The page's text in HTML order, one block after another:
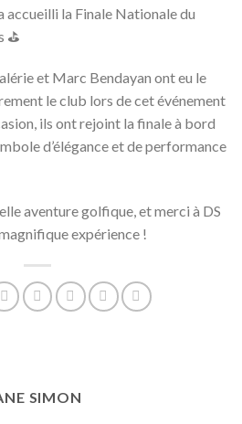
accueilli la Finale Nationale du
⛳
et Marc Bendayan ont eu le
le club lors de cet événement
ils ont rejoint la finale à bord
d’élégance et de performance
aventure golfique, et merci à DS
expérience !
SIMON